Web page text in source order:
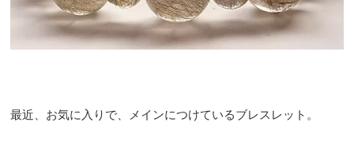
最近、お気に入りで、メインにつけているブレスレット。